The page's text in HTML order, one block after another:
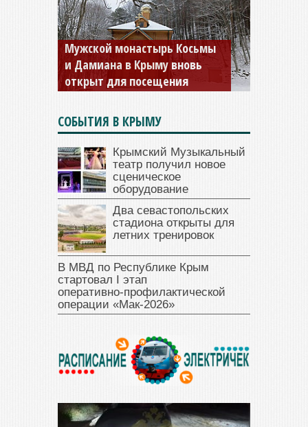
Мужской монастырь Косьмы
и Дамиана в Крыму вновь
открыт для посещения
СОБЫТИЯ В КРЫМУ
Крымский Музыкальный
театр получил новое
сценическое
оборудование
Два севастопольских
стадиона открыты для
летних тренировок
В МВД по Республике Крым
стартовал I этап
оперативно‑профилактической
операции «Мак‑2026»